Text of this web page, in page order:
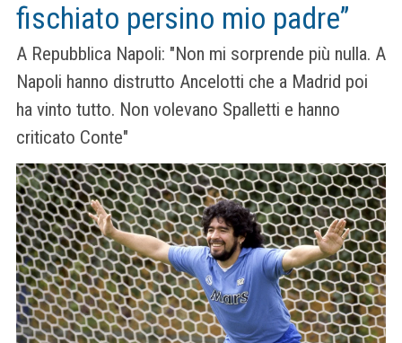
fischiato persino mio padre”
A Repubblica Napoli: "Non mi sorprende più nulla. A
Napoli hanno distrutto Ancelotti che a Madrid poi
ha vinto tutto. Non volevano Spalletti e hanno
criticato Conte"